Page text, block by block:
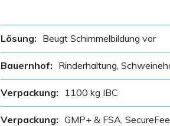
Lösung: Beugt Schimmelbildung vor
Bauernhof: Rinderhaltung,
Verpackung: 1100 kg IBC
Verpackung: GMP+ & FSA,